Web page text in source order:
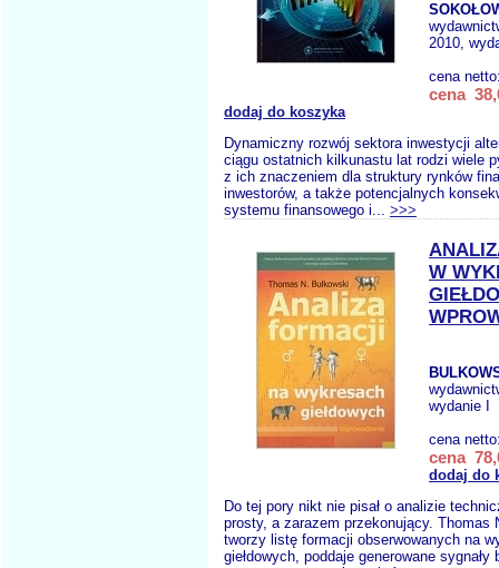
2010,
cena
cena
dodaj do koszyka
Dynamiczny rozwój sektora inwestycji
ciągu ostatnich kilkunastu lat rodzi wiele
z ich znaczeniem dla struktury rynków
inwestorów, a także potencjalnych
systemu finansowego i... >>>
W
wydanie I
cena
cena
dodaj do
Do tej pory nikt nie pisał o analizie
prosty, a zarazem przekonujący. Thomas
tworzy listę formacji obserwowanych na
giełdowych, poddaje generowane sygnały